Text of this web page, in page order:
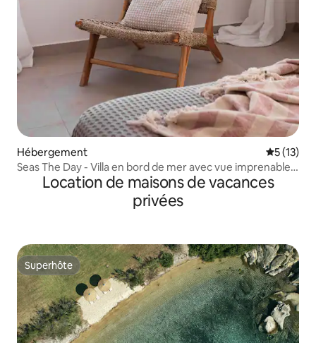
Hébergement
5 (13)
Seas The Day - Villa en bord de mer avec vue imprenable
sur la merLocation de maisons de vacances
privées
Superhôte
Superhôte